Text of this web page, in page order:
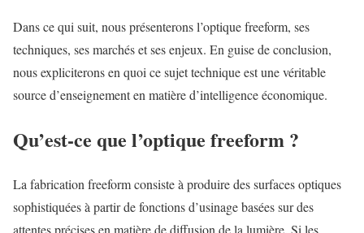
Dans ce qui suit, nous présenterons l’optique freeform, ses
techniques, ses marchés et ses enjeux. En guise de conclusion,
nous expliciterons en quoi ce sujet technique est une véritable
source d’enseignement en matière d’intelligence économique.
Qu’est-ce que l’optique freeform ?
La fabrication freeform consiste à produire des surfaces optiques
sophistiquées à partir de fonctions d’usinage basées sur des
attentes précises en matière de diffusion de la lumière. Si les